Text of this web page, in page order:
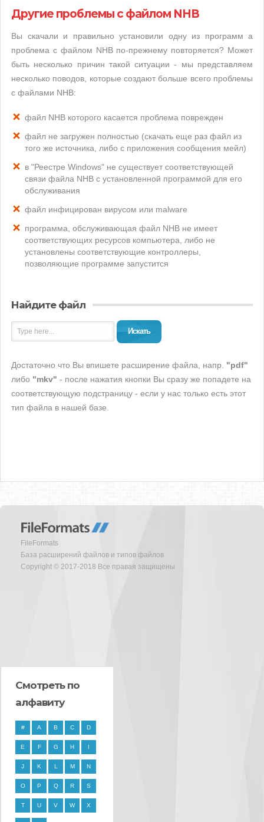
Другие проблемы с файлом NHB
Вы скачали и правильно установили одну из программ а
проблема с файлом NHB по-прежнему повторяется? Может
быть несколько причин такой ситуации - мы представляем
несколько поводов, которые создают больше всего проблемы
с файлами NHB:
файл NHB которого касается проблема поврежден
файл не загружен полностью (скачать еще раз файл из
того же источника, либо с приложения сообщения мейл)
в "Реестре Windows" не существует соответствующей
связи файла NHB с установленной программой для его
обслуживания
файл инфицирован вирусом или malware
программа, обслуживающая файл NHB не имеет
соответствующих ресурсов компьютера, либо не
установлены соответствующие контроллеры,
позволяющие программе запустится
Найдите файл
Искать
Достаточно что Вы впишете расширение файла, напр. "pdf"
либо "mkv" - после нажатия кнопки Вы сразу же попадете на
соответствующую подстраницу - если у нас только есть этот
тип файла в нашей базе.
FileFormats
База расширений файлов и типов файлов
Copyright © 2017-2018 Все правая защищены
Смотреть по
алфавиту
# A B C D
E F G H I
J K L M N
O P Q R S
T U V W X